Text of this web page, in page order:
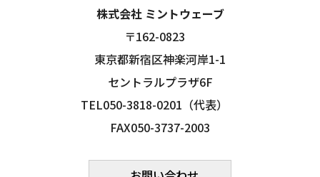
株式会社 ミントウェーブ
〒162-0823
東京都新宿区神楽河岸1-1
セントラルプラザ6F
TEL050-3818-0201（代表）
FAX050-3737-2003